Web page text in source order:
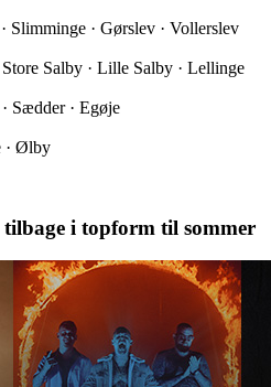
Slimminge · Gørslev · Vollerslev
Salby · Lille Salby · Lellinge
Sædder · Egøje
· Ølby
tilbage i topform til sommer